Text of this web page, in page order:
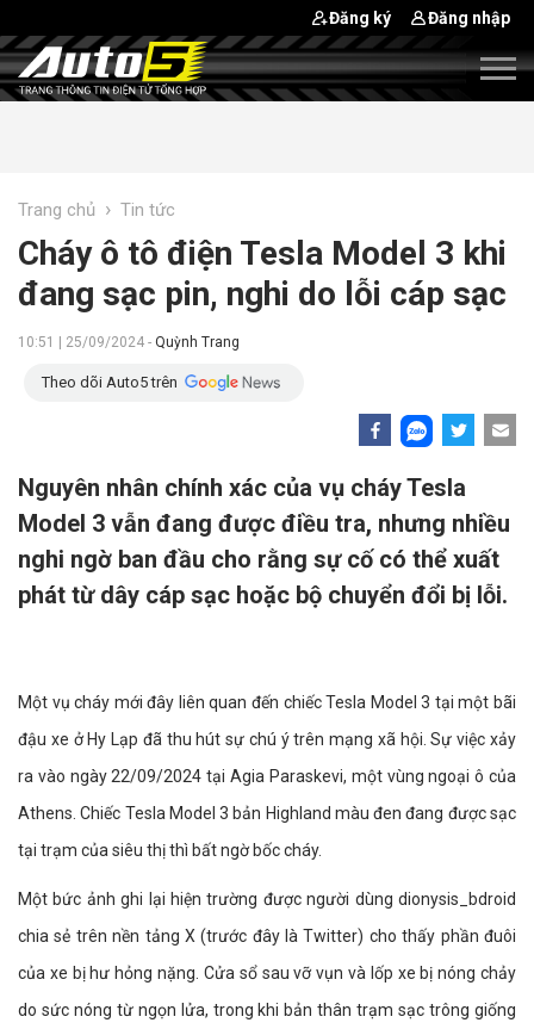
Đăng ký Đăng nhập
Trang chủ › Tin tức
Cháy ô tô điện Tesla Model 3 khi
đang sạc pin, nghi do lỗi cáp sạc
10:51 | 25/09/2024 - Quỳnh Trang
Theo dõi Auto5 trên
Nguyên nhân chính xác của vụ cháy Tesla
Model 3 vẫn đang được điều tra, nhưng nhiều
nghi ngờ ban đầu cho rằng sự cố có thể xuất
phát từ dây cáp sạc hoặc bộ chuyển đổi bị lỗi.
Một vụ cháy mới đây liên quan đến chiếc Tesla Model 3 tại một bãi
đậu xe ở Hy Lạp đã thu hút sự chú ý trên mạng xã hội. Sự việc xảy
ra vào ngày 22/09/2024 tại Agia Paraskevi, một vùng ngoại ô của
Athens. Chiếc Tesla Model 3 bản Highland màu đen đang được sạc
tại trạm của siêu thị thì bất ngờ bốc cháy.
Một bức ảnh ghi lại hiện trường được người dùng dionysis_bdroid
chia sẻ trên nền tảng X (trước đây là Twitter) cho thấy phần đuôi
của xe bị hư hỏng nặng. Cửa sổ sau vỡ vụn và lốp xe bị nóng chảy
do sức nóng từ ngọn lửa, trong khi bản thân trạm sạc trông giống